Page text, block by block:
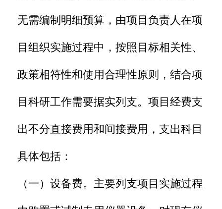
无需编制明细预算，由项目负责人在项
目组织实施过程中，按照目标相关性、
政策相符性和使用合理性原则，结合项
目科研工作需要据实列支。项目经费支
出不分直接费用和间接费用，支出科目
具体包括：
（一）设备费。主要列支项目实施过程